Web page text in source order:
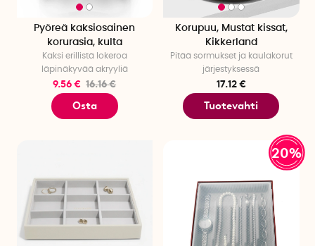
Pyöreä kaksiosainen
korurasia, kulta
Kaksi erillistä lokeroa
läpinäkyvää akryyliä
9.56 € 16.16 €
Osta
Korupuu, Mustat kissat,
Kikkerland
Pitää sormukset ja kaulakorut
järjestyksessä
17.12 €
Tuotevahti
20%